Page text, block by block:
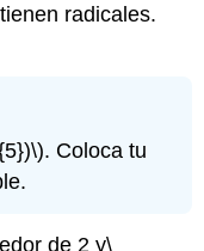
radicales.
. Coloca tu
de 2 y\